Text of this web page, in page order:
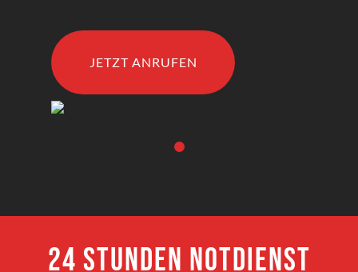
JETZT ANRUFEN
24 Stunden Notdienst